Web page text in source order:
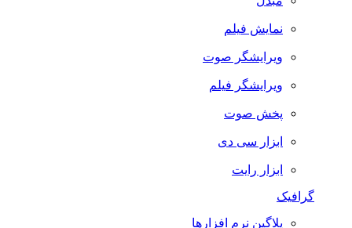
نمایش فیلم
ویرایشگر صوت
ویرایشگر فیلم
پخش صوت
ابزار سی دی
ابزار رایت
گرافیک
پلاگین نرم افزارها